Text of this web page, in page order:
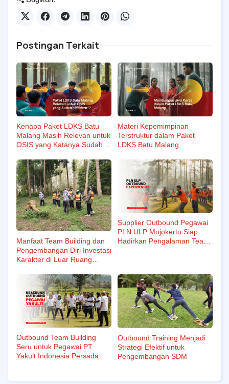
Postingan Terkait
Kenapa Paket LDKS Batu
Malang Masih Relevan untuk
OSIS yang Katanya Sudah
Materi Kepemimpinan
Terstruktur dalam Paket
LDKS Batu Malang
Manfaat Team Building dan
Pengembangan Diri Investasi
Karakter di Luar Ruang
Supplier Outbound Pegawai
PLN ULP Mojokerto Siap
Hadirkan Pengalaman Team
Outbound Team Building
Seru untuk Pegawai PT
Yakult Indonesia Persada
Outbound Training Menjadi
Strategi Efektif untuk
Pengembangan SDM